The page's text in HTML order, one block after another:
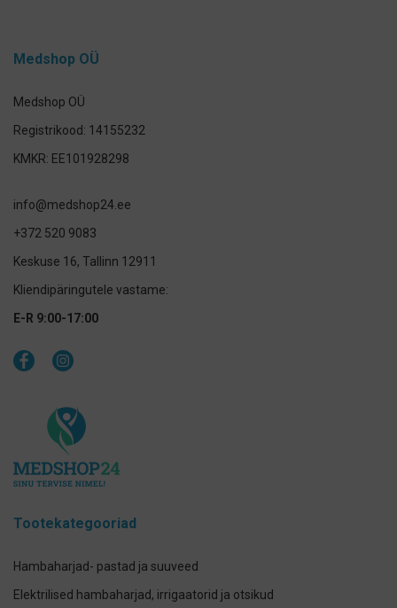
Medshop OÜ
Medshop OÜ
Registrikood: 14155232
KMKR: EE101928298
info@medshop24.ee
+372 520 9083
Keskuse 16, Tallinn 12911
Kliendipäringutele vastame:
E-R 9:00-17:00
Tootekategooriad
Hambaharjad- pastad ja suuveed
Elektrilised hambaharjad, irrigaatorid ja otsikud